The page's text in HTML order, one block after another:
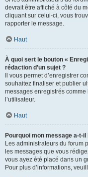
devrait être affiché à côté du
cliquant sur celui-ci, vous
rapporter le message.
Haut
À quoi sert le bouton «
rédaction d’un sujet ?
Il vous permet d’enregistrer
souhaitez finaliser et publier
messages enregistrés
l’utilisateur.
Haut
Pourquoi mon message a-t-
Les administrateurs du forum
les messages que vous
vous ayez été placé dans un
Pour plus d’informations,